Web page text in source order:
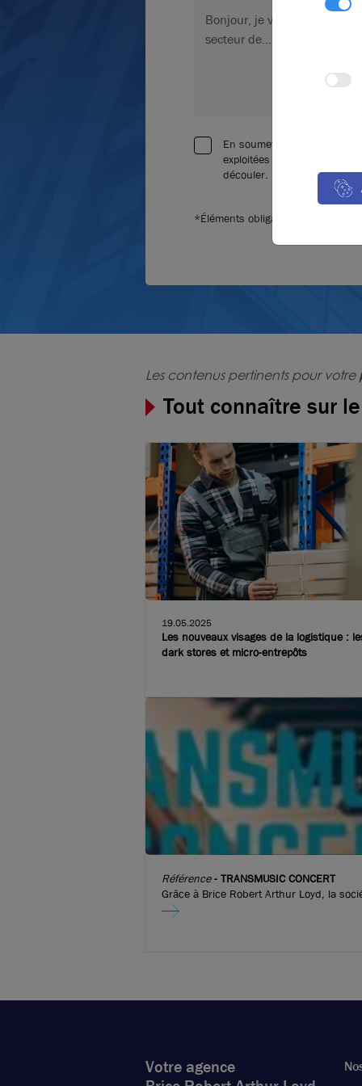
En soumettant ce
exploitées dans le cadre de
découler.
*Éléments obligatoires
Les contenus pertinents pour votre
Tout connaître sur
19.05.2025
Les nouveaux visages de la logistique :
dark stores et micro-entrepôts
Référence- TRANSMUSIC CONCERT
Grâce à Brice Robert Arthur Loyd, la
Transmusic-Concert a pu implanter son
Votre agence